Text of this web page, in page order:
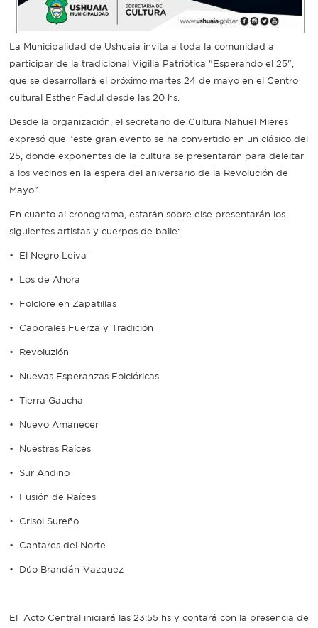
La Municipalidad de Ushuaia invita a toda la comunidad a
participar de la tradicional Vigilia Patriótica "Esperando el 25",
que se desarrollará el próximo martes 24 de mayo en el Centro
cultural Esther Fadul desde las 20 hs.
Desde la organización, el secretario de Cultura Nahuel Mieres
expresó que "este gran evento se ha convertido en un clásico del
25, donde exponentes de la cultura se presentarán para deleitar
a los vecinos en la espera del aniversario de la Revolución de
Mayo".
En cuanto al cronograma, estarán sobre else presentarán los
siguientes artistas y cuerpos de baile:
• El Negro Leiva
• Los de Ahora
• Folclore en Zapatillas
• Caporales Fuerza y Tradición
• Revoluzión
• Nuevas Esperanzas Folclóricas
• Tierra Gaucha
• Nuevo Amanecer
• Nuestras Raíces
• Sur Andino
• Fusión de Raíces
• Crisol Sureño
• Cantares del Norte
• Dúo Brandán-Vazquez
El Acto Central iniciará las 23:55 hs y contará con la presencia de